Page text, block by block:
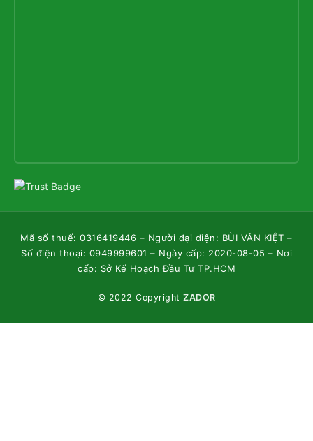
Mã số thuế: 0316419446 – Người đại diện: BÙI VĂN KIỆT –
Số điện thoại: 0949999601 – Ngày cấp: 2020-08-05 – Nơi
cấp: Sở Kế Hoạch Đầu Tư TP.HCM
© 2022 Copyright ZADOR